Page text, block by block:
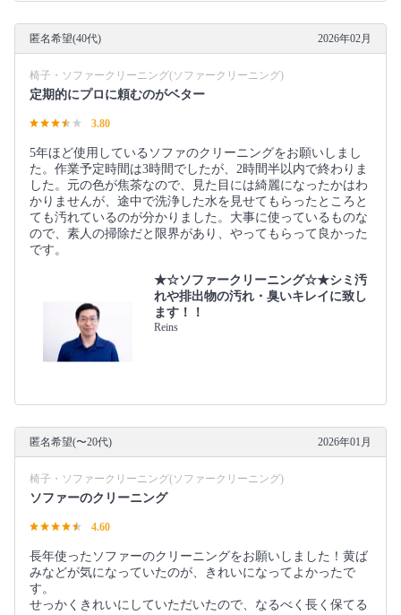
匿名希望(40代) 2026年02月
椅子・ソファークリーニング(ソファークリーニング)
定期的にプロに頼むのがベター
3.80
5年ほど使用しているソファのクリーニングをお願いしまし
た。作業予定時間は3時間でしたが、2時間半以内で終わりま
した。元の色が焦茶なので、見た目には綺麗になったかはわ
かりませんが、途中で洗浄した水を見せてもらったところと
ても汚れているのが分かりました。大事に使っているものな
ので、素人の掃除だと限界があり、やってもらって良かった
です。
★☆ソファークリーニング☆★シミ汚
れや排出物の汚れ・臭いキレイに致し
ます！！
Reins
匿名希望(〜20代) 2026年01月
椅子・ソファークリーニング(ソファークリーニング)
ソファーのクリーニング
4.60
長年使ったソファーのクリーニングをお願いしました！黄ば
みなどが気になっていたのが、きれいになってよかったで
す。
せっかくきれいにしていただいたので、なるべく長く保てる